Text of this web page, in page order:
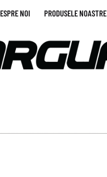
NOI PRODUSELE NOASTRE